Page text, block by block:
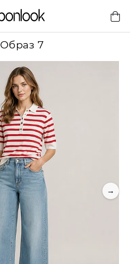
Образ 7
→